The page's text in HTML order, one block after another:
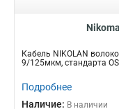
Кабель NIKOLAN
9/125мкм, стандарта
Подробнее
Наличие: В наличии